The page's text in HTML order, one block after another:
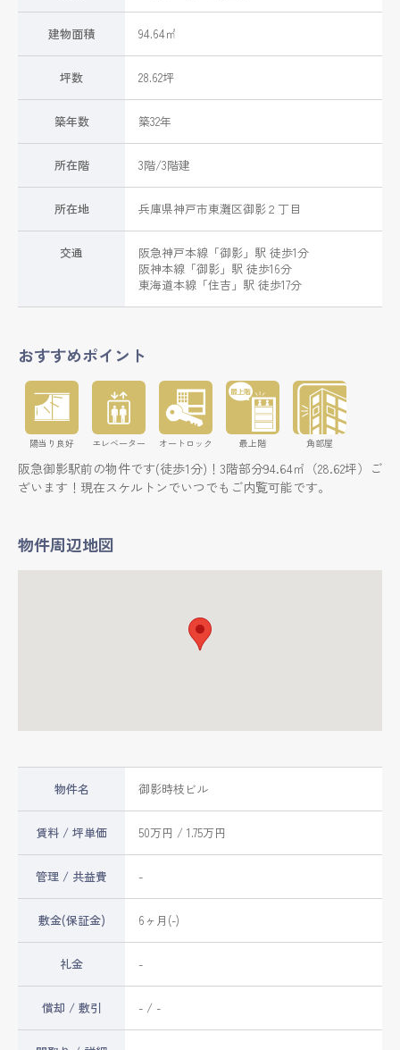
建物面積 94.64㎡
坪数 28.62坪
築年数 築32年
所在階 3階/3階建
所在地 兵庫県神戸市東灘区御影２丁目
交通 阪急神戸本線 「御影 」駅 徒歩1分
阪神本線 「御影 」駅 徒歩16分
東海道本線 「住吉 」駅 徒歩17分
おすすめポイント
陽当り良好 エレベーター オートロック 最上階 角部屋
阪急御影駅前の物件です(徒歩1分)！3階部分94.64㎡（28.62坪）ご
ざいます！現在スケルトンでいつでもご内覧可能です。
物件周辺地図
物件名 御影時枝ビル
賃料 / 坪単価 50万円 / 1.75万円
管理 / 共益費 -
敷金(保証金) 6ヶ月(-)
礼金 -
償却 / 敷引 - / -